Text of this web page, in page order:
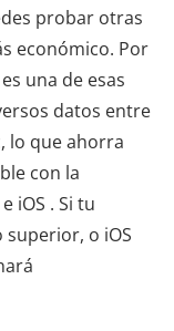
probar otras
económico. Por
es una de esas
datos entre
lo que ahorra
con la
iOS . Si tu
o iOS